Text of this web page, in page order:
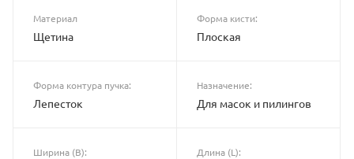
Материал
Щетина
Форма кисти:
Плоская
Форма контура пучка:
Лепесток
Назначение:
Для масок и пилингов
Ширина (B): Длина (L):